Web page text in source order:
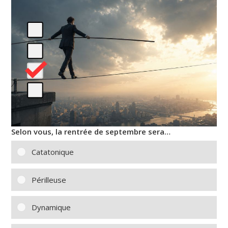
Selon vous, la rentrée de septembre sera…
Catatonique
Périlleuse
Dynamique